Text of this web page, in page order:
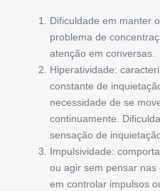
Dificuldade em manter
problema de
atenção em conversas.
Hiperatividade:
constante de
necessidade de se
continuamente.
sensação de
Impulsividade:
ou agir sem pensar nas
em controlar impulsos